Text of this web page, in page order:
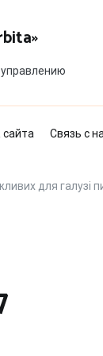
сайта Связь с
для галузі